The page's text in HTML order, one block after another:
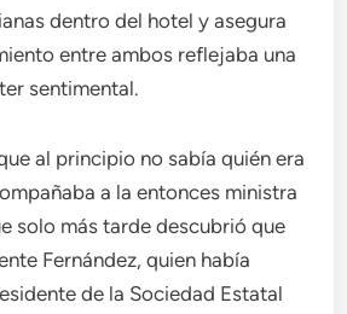
dentro del hotel y asegura
entre ambos reflejaba una
sentimental.
al principio no sabía quién era
a la entonces ministra
solo más tarde descubrió que
Fernández, quien había
de la Sociedad Estatal